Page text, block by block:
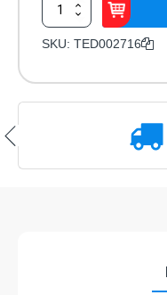
Cantitate
Acumulator
TED
SKU: TED002716